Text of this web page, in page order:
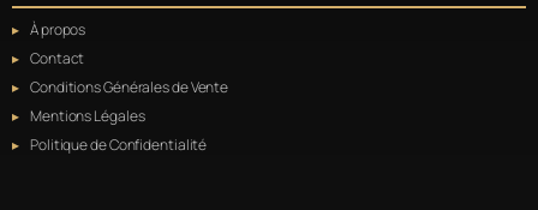
options
peuvent
être
sur
la
page
À propos
Contact
Conditions Générales de Vente
Mentions Légales
Politique de Confidentialité